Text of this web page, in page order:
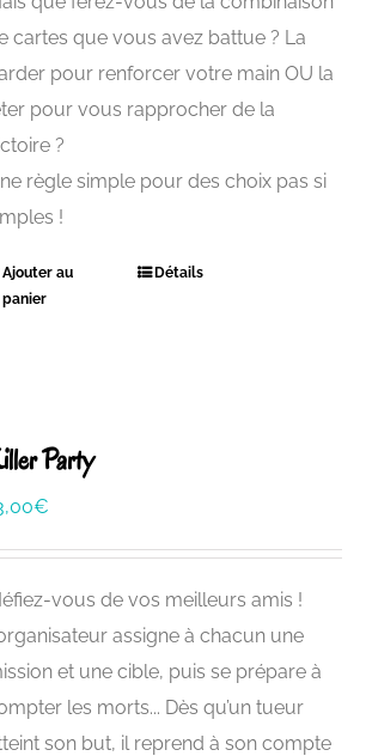
cartes que vous avez battue ? La
pour renforcer votre main OU la
pour vous rapprocher de la
?
règle simple pour des choix pas si
!
Ajouter au
panier
Détails
Party
€
vous de vos meilleurs amis !
assigne à chacun une
et une cible, puis se prépare à
les morts... Dès qu’un tueur
son but, il reprend à son compte